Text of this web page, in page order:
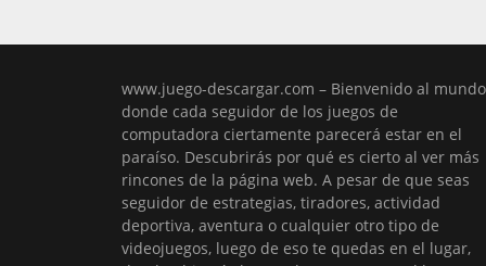
www.juego-descargar.com – Bienvenido al
donde cada seguidor de los juegos de
computadora ciertamente parecerá estar en el
paraíso. Descubrirás por qué es cierto al ver más
rincones de la página web. A pesar de que seas
seguidor de estrategias, tiradores, actividad
deportiva, aventura o cualquier otro tipo de
videojuegos, luego de eso te quedas en el lugar,